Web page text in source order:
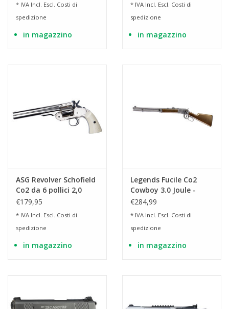
* IVA Incl. Escl. Costi di
spedizione
in magazzino
* IVA Incl. Escl. Costi di
spedizione
in magazzino
ASG Revolver Schofield
Co2 da 6 pollici 2,0
joule - argento
€179,95
* IVA Incl. Escl. Costi di
spedizione
in magazzino
Legends Fucile Co2
Cowboy 3.0 Joule -
Finitura Anticata
€284,99
* IVA Incl. Escl. Costi di
spedizione
in magazzino